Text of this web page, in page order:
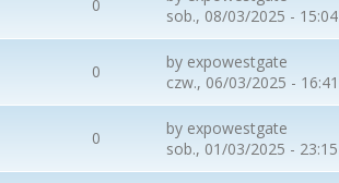
0
sob., 08/03/2025 - 15:04
0 by expowestgate
czw., 06/03/2025 - 16:41
0 by expowestgate
sob., 01/03/2025 - 23:15